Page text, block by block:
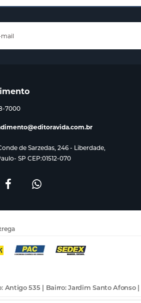
7000
de Sarzedas, 246 - Liberdade,
SP CEP:01512-070
535 | Bairro: Jardim Santo Afonso |